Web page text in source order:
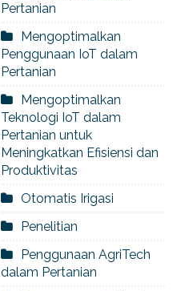
Pertanian
Mengoptimalkan
Penggunaan IoT dalam
Pertanian
Mengoptimalkan
Teknologi IoT dalam
Pertanian untuk
Meningkatkan Efisiensi dan
Produktivitas
Otomatis Irigasi
Penelitian
Penggunaan AgriTech
dalam Pertanian